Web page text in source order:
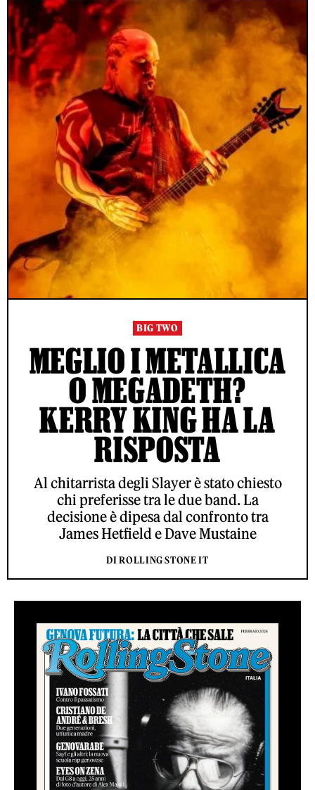
BIG TWO
MEGLIO I METALLICA
O MEGADETH?
KERRY KING HA LA
RISPOSTA
Al chitarrista degli Slayer è stato chiesto
chi preferisse tra le due band. La
decisione è dipesa dal confronto tra
James Hetfield e Dave Mustaine
DI ROLLING STONE IT